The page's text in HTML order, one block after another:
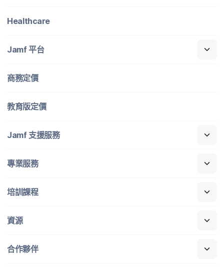
Healthcare
Jamf平​台
商務定​價
教育版定​價
Jamf 支援​服務
專業​服務
培訓​課程
資源
合作​夥伴